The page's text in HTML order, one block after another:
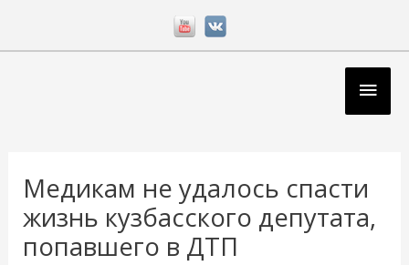
Медикам не удалось спасти
жизнь кузбасского депутата,
попавшего в ДТП
записям